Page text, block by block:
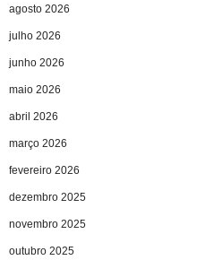
agosto 2026
julho 2026
junho 2026
maio 2026
abril 2026
março 2026
fevereiro 2026
dezembro 2025
novembro 2025
outubro 2025